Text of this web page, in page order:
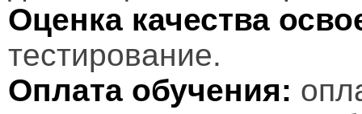
Оценка качества
тестирование.
Оплата обучения: